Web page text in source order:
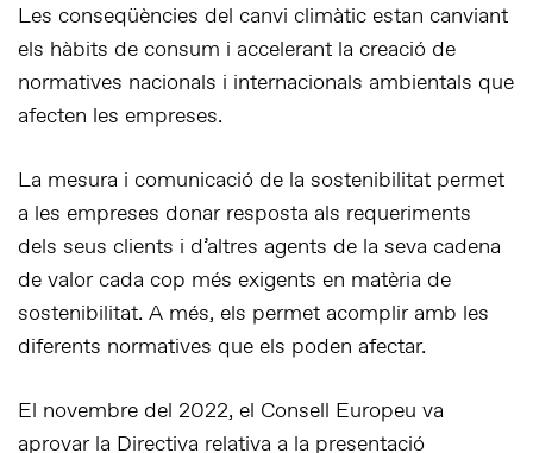
Les conseqüències del canvi climàtic estan canviant
els hàbits de consum i accelerant la creació de
normatives nacionals i internacionals ambientals que
afecten les empreses.
La mesura i comunicació de la sostenibilitat permet
a les empreses donar resposta als requeriments
dels seus clients i d’altres agents de la seva cadena
de valor cada cop més exigents en matèria de
sostenibilitat. A més, els permet acomplir amb les
diferents normatives que els poden afectar.
El novembre del 2022, el Consell Europeu va
aprovar la Directiva relativa a la presentació